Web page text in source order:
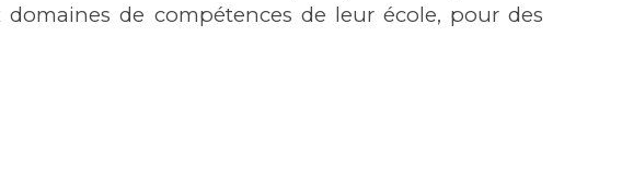
de compétences de leur école, pour des